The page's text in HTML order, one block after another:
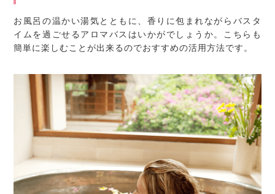
お風呂の温かい湯気とともに、香りに包まれながらバスタ
イムを過ごせるアロマバスはいかがでしょうか。こちらも
簡単に楽しむことが出来るのでおすすめの活用方法です。